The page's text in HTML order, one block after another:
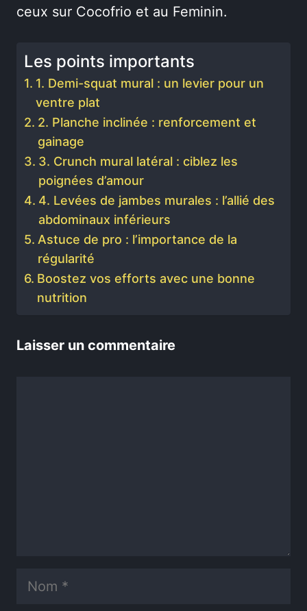
ceux sur Cocofrio et au Feminin.
Les points importants
1. Demi-squat mural : un levier pour un
ventre plat
2. Planche inclinée : renforcement et
gainage
3. Crunch mural latéral : ciblez les
poignées d’amour
4. Levées de jambes murales : l’allié des
abdominaux inférieurs
Astuce de pro : l’importance de la
régularité
Boostez vos efforts avec une bonne
nutrition
Laisser un commentaire
Nom